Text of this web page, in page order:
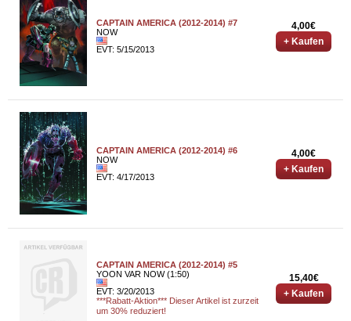
CAPTAIN AMERICA (2012-2014) #7
NOW
EVT: 5/15/2013
4,00€
+ Kaufen
CAPTAIN AMERICA (2012-2014) #6
NOW
EVT: 4/17/2013
4,00€
+ Kaufen
CAPTAIN AMERICA (2012-2014) #5
YOON VAR NOW (1:50)
EVT: 3/20/2013
***Rabatt-Aktion*** Dieser Artikel ist zurzeit
um 30% reduziert!
15,40€
+ Kaufen